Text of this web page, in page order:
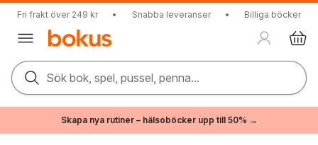
Fri frakt över 249 kr • Snabba leveranser • Billiga böcker
Sök bok, spel, pussel, penna...
Skapa nya rutiner – hälsoböcker upp till 50% →